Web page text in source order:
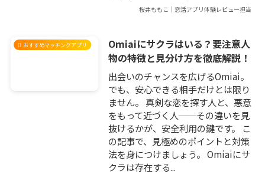
桜井ももこ｜恋活アプリ体験レビュー担当
おすすめマッチングアプリ
Omiaiにサクラはいる？要注意人
物の特徴と見分け方を徹底解説！
出会いのチャンスを広げるOmiai。
でも、安心できる相手だけとは限り
ません。 真剣な恋を探す人と、悪意
をもって近づく人──その違いを見
抜けるかが、安全利用の鍵です。 こ
の記事で、見極めのポイントと対策
法を身につけましょう。 Omiaiにサ
クラは存在する...